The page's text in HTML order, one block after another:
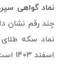
نماد گواهی
نماد سکه
اسفند 1403 است.